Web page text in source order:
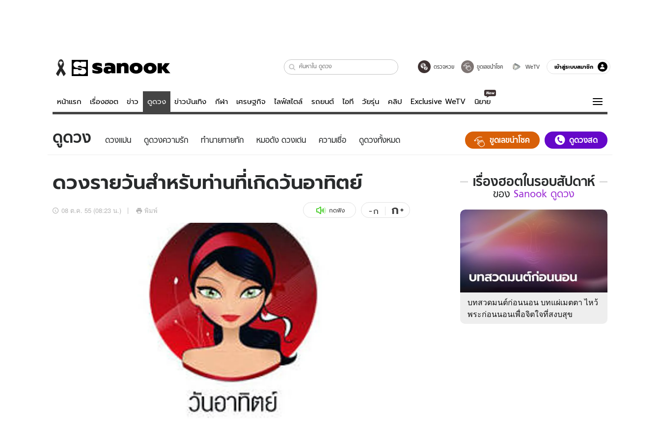
ตรวจหวย ขูดเลขนำโชค WeTV เข้าสู่ระบบสมาชิก
หน้าแรก เรื่องฮอต ข่าว ดูดวง ข่าวบันเทิง กีฬา เศรษฐกิจ ไลฟ์สไตล์ รถยนต์ ไอที วัยรุ่น คลิป Exclusive WeTV นิยาย
ข่าว
ข่าวบันเทิง
ดูดวง - ตรวจหวย
สถิติหวยไทย
ไลฟ์สไตล์
วัยรุ่น
รถยนต์
สุขภาพ
เที่ยว-กิน
Tasteful Thailand
Sanook Choice
คลิป
พอดแคสต์
ความรู้รอบตัว
ฮาวทู
ติดตามสนุกโซเชียลได้ที่
บริษัท อิมเมจ ฟิวเจอร์ (ประเทศไทย) จำกัด
ดูดวง ดวงแม่น ดูดวงความรัก ทํานายทายทัก หมอดัง ดวงเด่น ความเชื่อ ดูดวงทั้งหมด ขูดเลขนำโชค ดูดวงสด
ดวงรายวันสำหรับท่านที่เกิดวันอาทิตย์
08 ต.ค. 55 (08:23 น.) พิมพ์ กดฟัง -ก ก+
เรื่องฮอตในรอบสัปดาห์
เรื่อง
ใน
รอบ
ของ
Sanook
ดูด
ของ Sanook ดูดวง
บทสวดมนต์ก่อนนอน บทแผ่เมตตา ไหว้
พระก่อนนอนเพื่อจิตใจที่สงบสุข